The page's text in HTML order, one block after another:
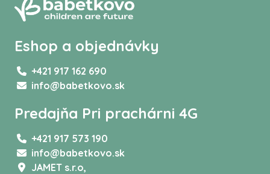
Eshop a objednávky
+421 917 162 690
info@babetkovo.sk
Predajňa Pri prachárni 4G
+421 917 573 190
info@babetkovo.sk
JAMET s.r.o,